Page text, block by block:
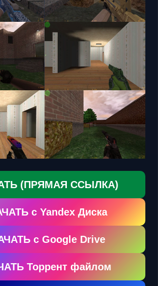
(ПРЯМАЯ ССЫЛКА)
с Yandex Диска
с Google Drive
Торрент файлом